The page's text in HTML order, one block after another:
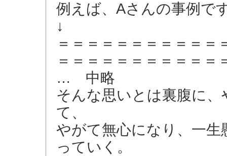
例えば、Aさんの事例で
↓
＝＝＝＝＝＝＝＝＝＝＝
＝＝＝＝＝＝＝＝＝＝＝
… 中略
そんな思いとは裏腹に
て、
やがて無心になり、一
っていく。